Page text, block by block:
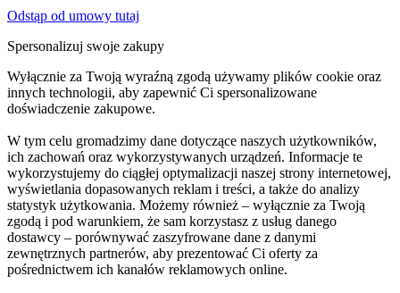
Odstąp od umowy tutaj
Spersonalizuj swoje zakupy
Wyłącznie za Twoją wyraźną zgodą używamy plików cookie oraz
innych technologii, aby zapewnić Ci spersonalizowane
doświadczenie zakupowe.
W tym celu gromadzimy dane dotyczące naszych użytkowników,
ich zachowań oraz wykorzystywanych urządzeń. Informacje te
wykorzystujemy do ciągłej optymalizacji naszej strony internetowej,
wyświetlania dopasowanych reklam i treści, a także do analizy
statystyk użytkowania. Możemy również – wyłącznie za Twoją
zgodą i pod warunkiem, że sam korzystasz z usług danego
dostawcy – porównywać zaszyfrowane dane z danymi
zewnętrznych partnerów, aby prezentować Ci oferty za
pośrednictwem ich kanałów reklamowych online.